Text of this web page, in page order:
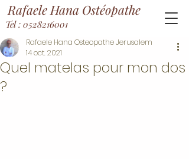
Rafaele Hana Ostéopathe
Tel : 0528216001
Quel matelas pour mon dos
?
Rafaele Hana Osteopathe Jerusalem
14 oct. 2021